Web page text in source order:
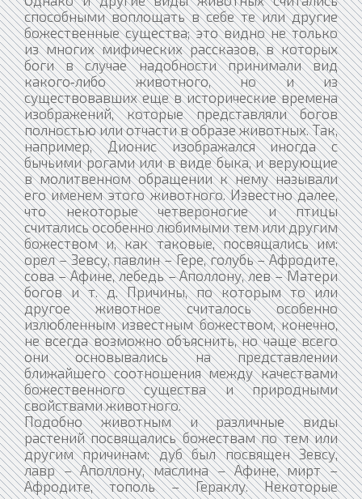
способными воплощать в себе те или другие
божественные существа; это видно не только
из многих мифических рассказов, в которых
боги в случае надобности принимали вид
какого‑либо животного, но и из
существовавших еще в исторические времена
изображений, которые представляли богов
полностью или отчасти в образе животных. Так,
например, Дионис изображался иногда с
бычьими рогами или в виде быка, и верующие
в молитвенном обращении к нему называли
его именем этого животного. Известно далее,
что некоторые четвероногие и птицы
считались особенно любимыми тем или другим
божеством и, как таковые, посвящались им:
орел – Зевсу, павлин – Гере, голубь – Афродите,
сова – Афине, лебедь – Аполлону, лев – Матери
богов и т. д. Причины, по которым то или
другое животное считалось особенно
излюбленным известным божеством, конечно,
не всегда возможно объяснить, но чаще всего
они основывались на представлении
ближайшего соотношения между качествами
божественного существа и природными
свойствами животного.
Подобно животным и различные виды
растений посвящались божествам по тем или
другим причинам: дуб был посвящен Зевсу,
лавр – Аполлону, маслина – Афине, мирт –
Афродите, тополь – Гераклу. Некоторые